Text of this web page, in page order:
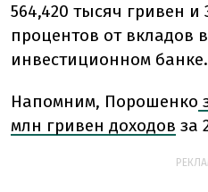
564,420 тысяч гривен и
процентов от вкладов
инвестиционном банке.
Напомним, Порошенко
млн гривен доходов за